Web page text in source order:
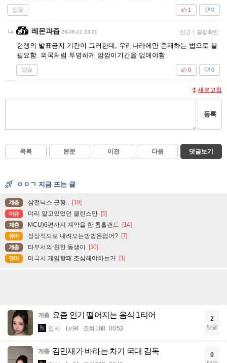
답글 0
1
레몬과즙 26-06-11 23:20 신고 | 공감 확인
현행의 발표금지 기간이 그러한데, 우리나라에만 존재하는 법으로 불
필요함. 외국처럼 투명하게 깜깜이기간을 없애야함.
답글 0
0
새로고침
등록
목록 본문 이전 다음 댓글보기
ㅇㅇㄱ 지금 뜨는 글
계층 삼전닉스 근황.. [19]
이슈 미리 알고있었던 클린스만 [5]
계층 MCU)6편까지 계약을 한 톰홀랜드 [14]
유머 정상적으로 내려오는방법은없어? [7]
계층 타부서의 친한 동생이 [30]
유머 미국서 게임할때 조심해야하는거 [1]
계층 요즘 인기 떨어지는 음식 1티어
입사 Lv.94 조회 188 00:53
2
댓글
계층 김민재가 바라는 차기 국대 감독 0